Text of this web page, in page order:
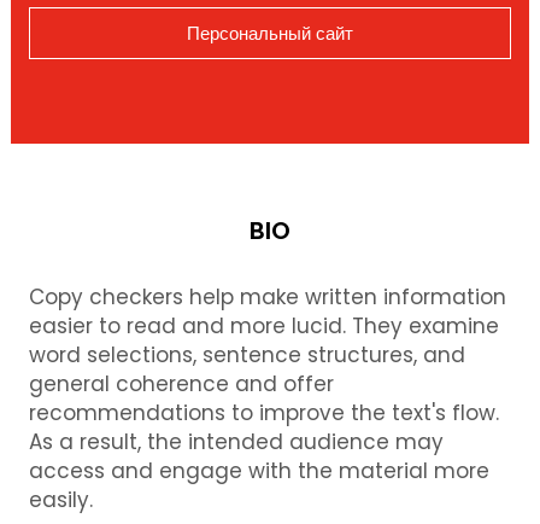
Персональный сайт
BIO
Copy checkers help make written information
easier to read and more lucid. They examine
word selections, sentence structures, and
general coherence and offer
recommendations to improve the text's flow.
As a result, the intended audience may
access and engage with the material more
easily.